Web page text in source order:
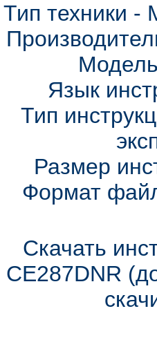
Тип техники -
Язык
Тип
Размер
Формат
Скачать
CE287DNR